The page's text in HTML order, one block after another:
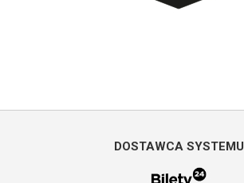
DOSTAWCA SYSTEMU